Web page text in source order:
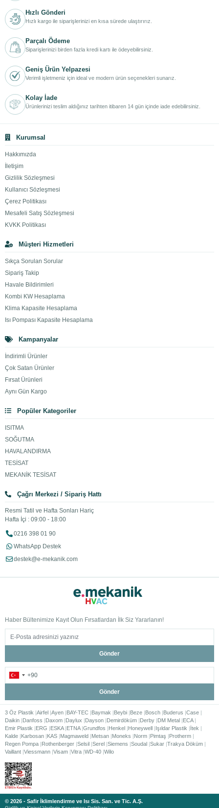
Hızlı Gönderi
Hızlı kargo ile siparişlerinizi en kısa sürede ulaştırırız.
Parçalı Ödeme
Siparişlerinizi birden fazla kredi kartı ile ödeyebilirsiniz.
Geniş Ürün Yelpazesi
Verimli işletmeniz için ideal ve modern ürün seçenekleri sunarız.
Kolay İade
Ürünlerinizi teslim aldığınız tarihten itibaren 14 gün içinde iade edebilirsiniz.
Kurumsal
Hakkımızda
İletişim
Gizlilik Sözleşmesi
Kullanıcı Sözleşmesi
Çerez Politikası
Mesafeli Satış Sözleşmesi
KVKK Politikası
Müşteri Hizmetleri
Sıkça Sorulan Sorular
Sipariş Takip
Havale Bildirimleri
Kombi KW Hesaplama
Klima Kapasite Hesaplama
Isı Pompası Kapasite Hesaplama
Kampanyalar
İndirimli Ürünler
Çok Satan Ürünler
Fırsat Ürünleri
Aynı Gün Kargo
Popüler Kategoriler
ISITMA
SOĞUTMA
HAVALANDIRMA
TESİSAT
MEKANİK TESİSAT
Çağrı Merkezi / Sipariş Hattı
Resmi Tatil ve Hafta Sonları Hariç
Hafta İçi : 09:00 - 18:00
0216 398 01 90
WhatsApp Destek
destek@e-mekanik.com
Haber Bültenimize Kayıt Olun Fırsatlardan İlk Siz Yararlanın!
Gönder
Gönder
3 Öz Plastik Airfel Ayen BAY-TEC Baymak Beybi Beze Bosch Buderus Case
Daikin Danfoss Daxom Daylux Dayson Demirdöküm Derby DM Metal ECA
Emir Plastik
ERG ESKA ETNA Grundfos Henkel Honeywell Işıldar Plastik
İtek
Kalde Karbosan KAS Magmaweld Metsan Moneks Norm Pimtaş
Protherm
Regen Pompa Rothenberger Selsil Serel Siemens Soudal Sukar Trakya Döküm
Vaillant Viessmann Visam Vitra WD-40 Wilo
© 2026 - Safir İklimlendirme ve Isı Sis. San. ve Tic. A.Ş.